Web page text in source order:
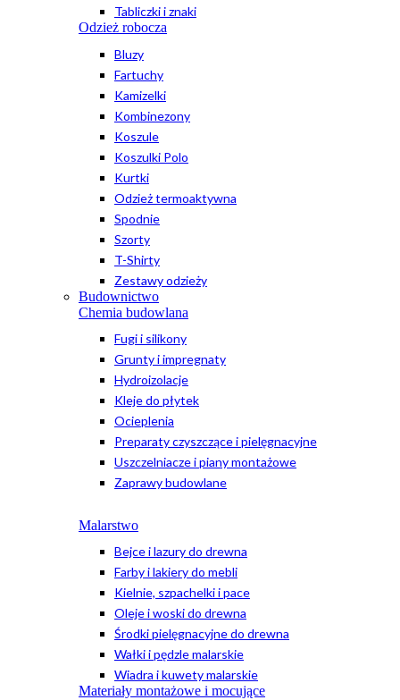
Tabliczki i znaki
Odzież robocza
Bluzy
Fartuchy
Kamizelki
Kombinezony
Koszule
Koszulki Polo
Kurtki
Odzież termoaktywna
Spodnie
Szorty
T-Shirty
Zestawy odzieży
Budownictwo
Chemia budowlana
Fugi i silikony
Grunty i impregnaty
Hydroizolacje
Kleje do płytek
Ocieplenia
Preparaty czyszczące i pielęgnacyjne
Uszczelniacze i piany montażowe
Zaprawy budowlane
Malarstwo
Bejce i lazury do drewna
Farby i lakiery do mebli
Kielnie, szpachelki i pace
Oleje i woski do drewna
Środki pielęgnacyjne do drewna
Wałki i pędzle malarskie
Wiadra i kuwety malarskie
Materiały montażowe i mocujące